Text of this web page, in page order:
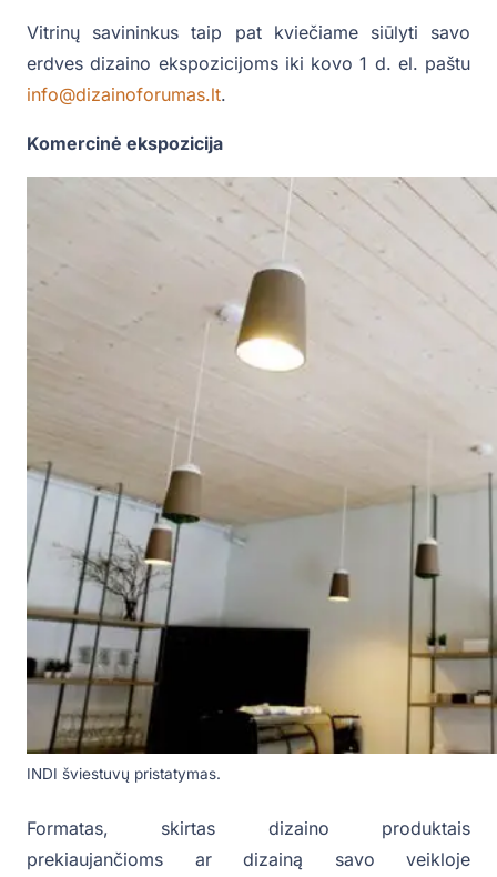
Vitrinų savininkus taip pat kviečiame siūlyti savo
erdves dizaino ekspozicijoms iki kovo 1 d. el. paštu
info@dizainoforumas.lt.
Komercinė ekspozicija
INDI šviestuvų pristatymas.
Formatas, skirtas dizaino produktais
prekiaujančioms ar dizainą savo veikloje